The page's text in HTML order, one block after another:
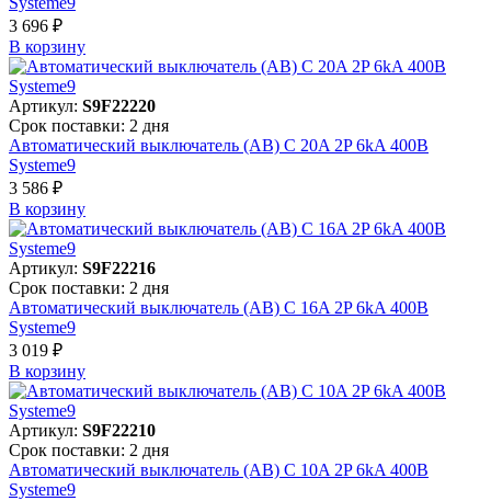
3 696 ₽
В корзинy
Артикул: S9F22220
Срок поставки: 2 дня
Автоматический выключатель (АВ) C 20A 2P 6kA 400В
Systeme9
3 586 ₽
В корзинy
Артикул: S9F22216
Срок поставки: 2 дня
Автоматический выключатель (АВ) C 16A 2P 6kA 400В
Systeme9
3 019 ₽
В корзинy
Артикул: S9F22210
Срок поставки: 2 дня
Автоматический выключатель (АВ) C 10A 2P 6kA 400В
Systeme9